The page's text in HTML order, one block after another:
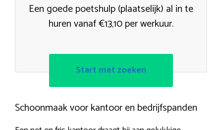
Een goede poetshulp (plaatselijk) al in te
huren vanaf €13,10 per werkuur.
Start met zoeken
Schoonmaak voor kantoor en bedrijfspanden